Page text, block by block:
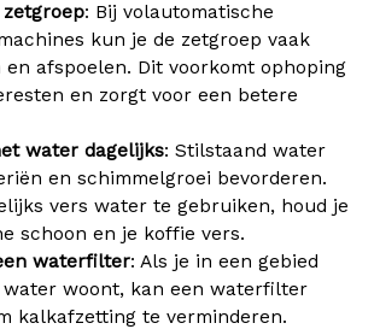
zetgroep: Bij volautomatische
kun je de zetgroep vaak
en afspoelen. Dit voorkomt ophoping
en zorgt voor een betere
water dagelijks: Stilstaand water
en schimmelgroei bevorderen.
vers water te gebruiken, houd je
schoon en je koffie vers.
waterfilter: Als je in een gebied
water woont, kan een waterfilter
kalkafzetting te verminderen.